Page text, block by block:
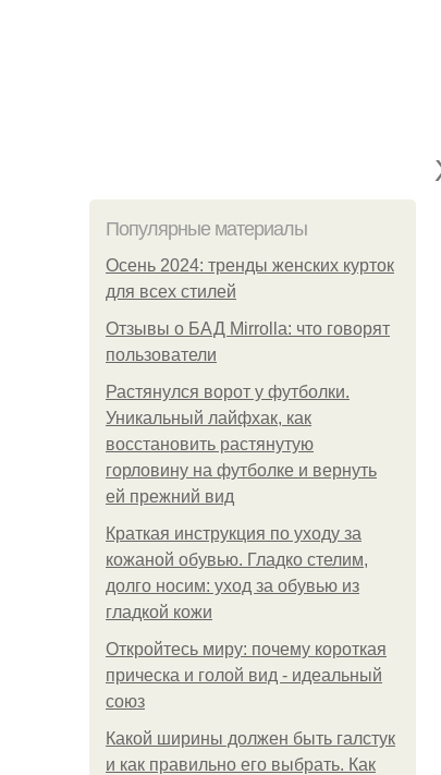
Популярные материалы
Осень 2024: тренды женских курток
для всех стилей
Отзывы о БАД Mirrolla: что говорят
пользователи
Растянулся ворот у футболки.
Уникальный лайфхак, как
восстановить растянутую
горловину на футболке и вернуть
ей прежний вид
Краткая инструкция по уходу за
кожаной обувью. Гладко стелим,
долго носим: уход за обувью из
гладкой кожи
Откройтесь миру: почему короткая
прическа и голой вид - идеальный
союз
Какой ширины должен быть галстук
и как правильно его выбрать. Как